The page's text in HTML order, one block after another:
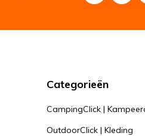
Categorieën
CampingClick |
OutdoorClick | Kleding